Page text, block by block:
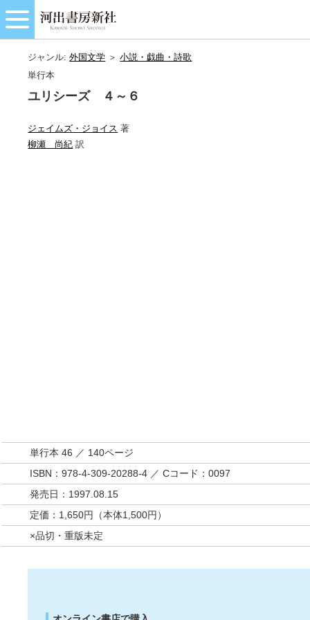
ジャンル:外国文学 ＞小説・戯曲・詩歌
単行本
ユリシーズ ４～６
ジェイムズ・ジョイス 著
柳瀬 尚紀 訳
単行本 46 ／ 140ページ
ISBN：978-4-309-20288-4 ／ Cコード：0097
発売日：1997.08.15
定価：1,650円（本体1,500円）
×品切・重版未定